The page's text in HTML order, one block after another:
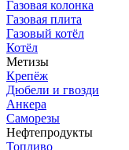
Газовая колонка
Газовая плита
Газовый котёл
Котёл
Метизы
Крепёж
Дюбели и гвозди
Анкера
Саморезы
Нефтепродукты
Топливо